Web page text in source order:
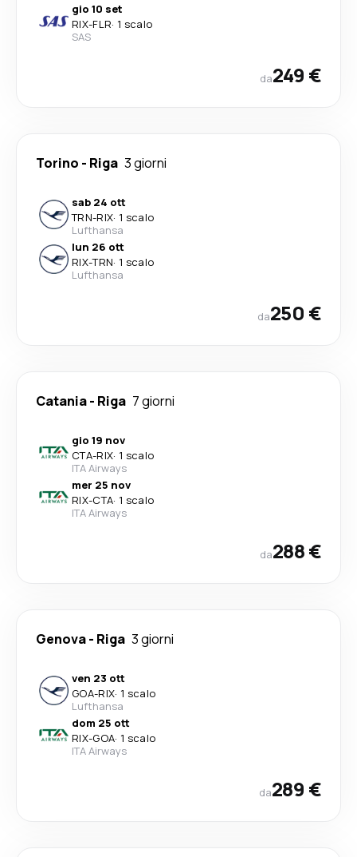
gio 10 set
RIX-FLR· 1 scalo
SAS
da249 €
Torino - Riga 3 giorni
sab 24 ott
TRN-RIX· 1 scalo
Lufthansa
lun 26 ott
RIX-TRN· 1 scalo
Lufthansa
da250 €
Catania- Riga 7 giorni
gio 19 nov
CTA-RIX· 1 scalo
ITA Airways
mer 25 nov
RIX-CTA· 1 scalo
ITA Airways
da288 €
Genova- Riga 3 giorni
ven 23 ott
GOA-RIX· 1 scalo
Lufthansa
dom 25 ott
RIX-GOA· 1 scalo
ITA Airways
da289 €